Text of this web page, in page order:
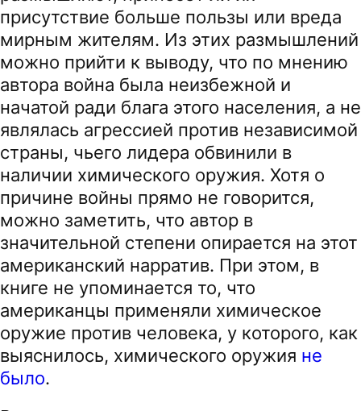
присутствие больше пользы или вреда
мирным жителям. Из этих размышлений
можно прийти к выводу, что по мнению
автора война была неизбежной и
начатой ради блага этого населения, а не
являлась агрессией против независимой
страны, чьего лидера обвинили в
наличии химического оружия. Хотя о
причине войны прямо не говорится,
можно заметить, что автор в
значительной степени опирается на этот
американский нарратив. При этом, в
книге не упоминается то, что
американцы применяли химическое
оружие против человека, у которого, как
выяснилось, химического оружия не
было.